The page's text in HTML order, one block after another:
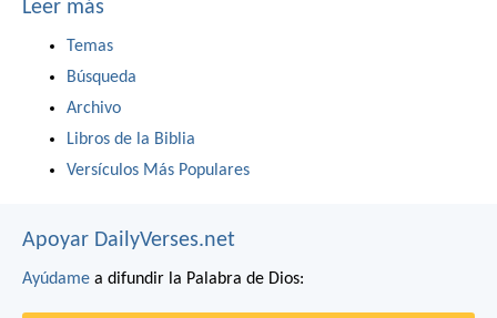
Leer más
Temas
Búsqueda
Archivo
Libros de la Biblia
Versículos Más Populares
Apoyar DailyVerses.net
Ayúdame a difundir la Palabra de Dios: